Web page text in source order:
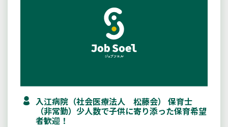
入江病院（社会医療法人 松藤会） 保育士
（非常勤）少人数で子供に寄り添った保育希望
者歓迎！